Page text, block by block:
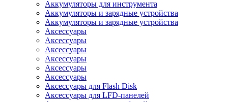
Аккумуляторы для инструмента
Аккумуляторы и зарядные устройства
Аккумуляторы и зарядные устройства
Аксессуары
Аксессуары
Аксессуары
Аксессуары
Аксессуары
Аксессуары
Аксессуары для Flash Disk
Аксессуары для LFD-панелей